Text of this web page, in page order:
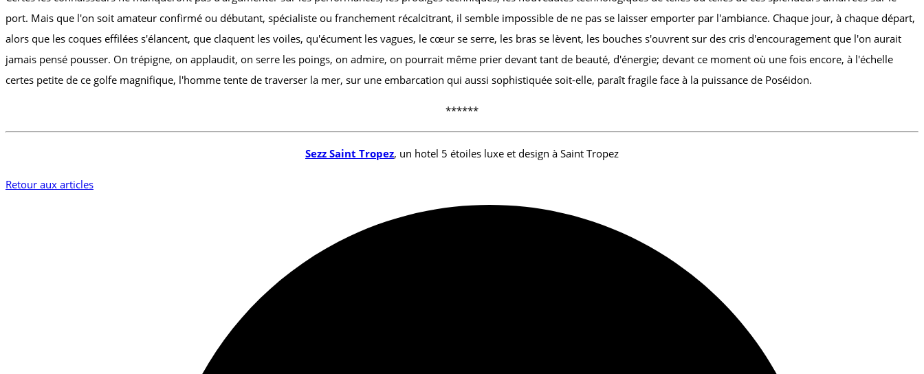
port. Mais que l'on soit amateur confirmé ou débutant, spécialiste ou franchement récalcitrant, il semble impossible de ne pas se laisser emporter par l'ambiance. Chaque jour, à chaque départ,
alors que les coques effilées s'élancent, que claquent les voiles, qu'écument les vagues, le cœur se serre, les bras se lèvent, les bouches s'ouvrent sur des cris d'encouragement que l'on aurait
jamais pensé pousser. On trépigne, on applaudit, on serre les poings, on admire, on pourrait même prier devant tant de beauté, d'énergie; devant ce moment où une fois encore, à l'échelle
certes petite de ce golfe magnifique, l'homme tente de traverser la mer, sur une embarcation qui aussi sophistiquée soit-elle, paraît fragile face à la puissance de Poséidon.
******
Sezz Saint Tropez, un hotel 5 étoiles luxe et design à Saint Tropez
Retour aux articles